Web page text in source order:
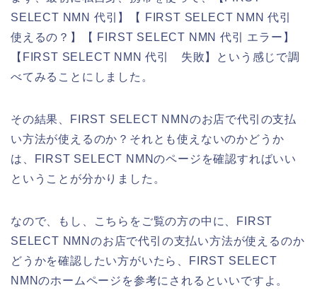
SELECT NMN 代引】【 FIRST SELECT NMN 代引
使えるの？】【 FIRST SELECT NMN 代引 エラー】
【FIRST SELECT NMN 代引 失敗】という感じで調
べてみることにしました。
その結果、FIRST SELECT NMNのお店で代引の支払
い方法が使えるのか？それとも使えないのかどうか
は、FIRST SELECT NMNのページを確認すればいい
ということが分かりました。
なので、もし、こちらをご覧の方の中に、FIRST
SELECT NMNのお店で代引の支払い方法が使えるのか
どうかを確認したい方がいたら、FIRST SELECT
NMNのホームページを参考にされるといいですよ。